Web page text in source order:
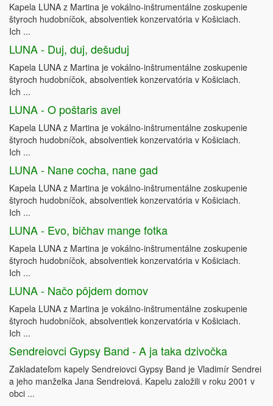
Kapela LUNA z Martina je vokálno-inštrumentálne zoskupenie
štyroch hudobníčok, absolventiek konzervatória v Košiciach.
Ich ...
LUNA - Duj, duj, dešuduj
Kapela LUNA z Martina je vokálno-inštrumentálne zoskupenie
štyroch hudobníčok, absolventiek konzervatória v Košiciach.
Ich ...
LUNA - O poštaris avel
Kapela LUNA z Martina je vokálno-inštrumentálne zoskupenie
štyroch hudobníčok, absolventiek konzervatória v Košiciach.
Ich ...
LUNA - Nane cocha, nane gad
Kapela LUNA z Martina je vokálno-inštrumentálne zoskupenie
štyroch hudobníčok, absolventiek konzervatória v Košiciach.
Ich ...
LUNA - Evo, bičhav mange fotka
Kapela LUNA z Martina je vokálno-inštrumentálne zoskupenie
štyroch hudobníčok, absolventiek konzervatória v Košiciach.
Ich ...
LUNA - Načo pôjdem domov
Kapela LUNA z Martina je vokálno-inštrumentálne zoskupenie
štyroch hudobníčok, absolventiek konzervatória v Košiciach.
Ich ...
Sendreiovci Gypsy Band - A ja taka dzivočka
Zakladateľom kapely Sendreiovci Gypsy Band je Vladimír Sendrei
a jeho manželka Jana Sendreiová. Kapelu založili v roku 2001 v
obci ...